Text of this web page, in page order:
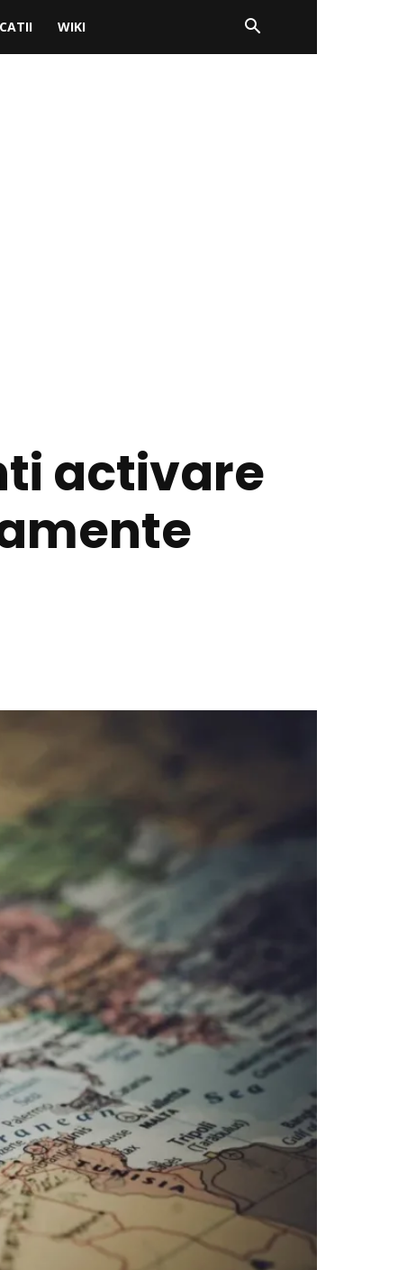
WIKI
activare